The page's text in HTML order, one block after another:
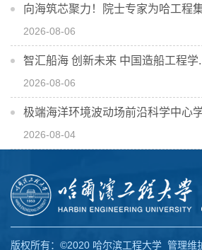
向海筑芯聚力！院士专家为哈工程
2026-08-06
智汇船海 创新未来 中国造船工程学
2026-08-06
极端海洋环境波动场前沿科学中心
2026-08-04
版权所有：©2020 哈尔滨工程大学 管理维